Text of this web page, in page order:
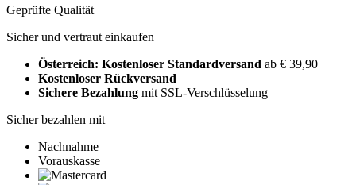
Geprüfte Qualität
Sicher und vertraut einkaufen
Österreich: Kostenloser Standardversand ab € 39,90
Kostenloser Rückversand
Sichere Bezahlung mit SSL-Verschlüsselung
Sicher bezahlen mit
Nachnahme
Vorauskasse